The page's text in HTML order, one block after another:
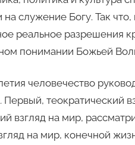
служение Богу. Так
реальное разрешения
понимании Божьей
человечество
Первый, теократический
взгляд на мир,
на мир, конечной